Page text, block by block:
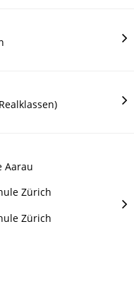
Aarau
Zürich
Zürich